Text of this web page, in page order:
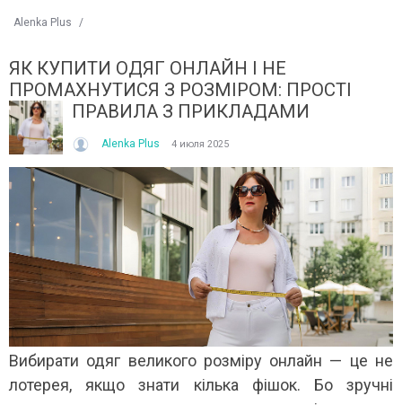
Alenka Plus /
ЯКЕ ПОСТІЙНО ДИВУЄ: ЯК ОДЯГАТИСЯ,
ЗРАНКУ СПЕКА, А ВВЕЧЕРІ ВЖЕ ХОЧЕТЬСЯ
літа погода ніби вирішила перевірити всіх на
до сюрпризів. Зранку світить сонце і
після обіду приходить сильний...
далі →
КУПАЛЬНИК ІЗ НАКИДКОЮ
СПІДНИЦЕЮ: ЩО ОБРАТИ
Літо — це час, коли
впевнено та комфортно.
жінок звертають увагу не
Читати далі →
ЯК КУПИТИ ОДЯГ ОНЛАЙН І НЕ
ПРОМАХНУТИСЯ З РОЗМІРОМ: ПРОСТІ
ПРАВИЛА З ПРИКЛАДАМИ
Alenka Plus 4 июля 2025
Вибирати одяг великого розміру онлайн — це не
лотерея, якщо знати кілька фішок. Бо зручні